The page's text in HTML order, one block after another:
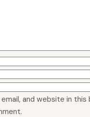
email, and website in